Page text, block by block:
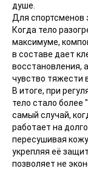
душе.
Для спортсменов
Когда тело
максимуме,
в составе дает
восстановления,
чувство тяжести
В итоге, при
тело стало более
самый случай,
работает на
пересушивая
укрепляя её
позволяет не